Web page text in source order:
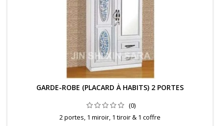
GARDE-ROBE (PLACARD À HABITS) 2 PORTES
(0)
2 portes, 1 miroir, 1 tiroir & 1 coffre